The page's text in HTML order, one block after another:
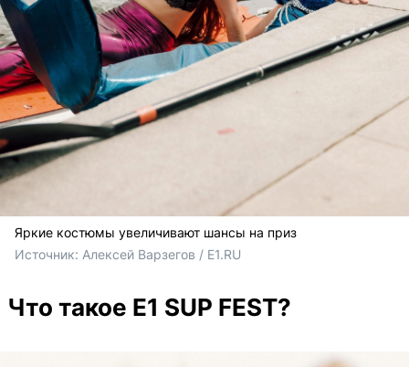
Яркие костюмы увеличивают шансы на приз
Источник: Алексей Варзегов / E1.RU
Что такое E1 SUP FEST?